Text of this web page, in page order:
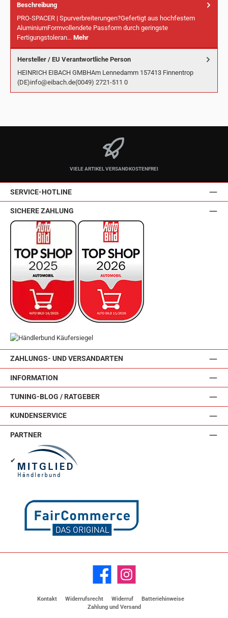
Beschreibung
PRO-SPACER | Spurverbreiterungen?Gefertigt aus hochfestem
AluminiumFormvollendete Passform durch geringste
Fertigungstoleran… Mehr
Hersteller / EU Verantwortliche Person
HEINRICH EIBACH GMBHAm Lennedamm 157413 Finnentrop
(DE)info@eibach.de(0049) 2721-511 0
VIELE ARTIKEL VERSANDKOSTENFREI
SERVICE-HOTLINE
ZAHLUNGS- UND VERSANDARTEN
INFORMATION
TUNING-BLOG / RATGEBER
KUNDENSERVICE
SICHERE ZAHLUNG
PARTNER
✔
Facebook Instagram
Kontakt Widerrufsrecht Widerruf
Batteriehinweise
Zahlung und Versand